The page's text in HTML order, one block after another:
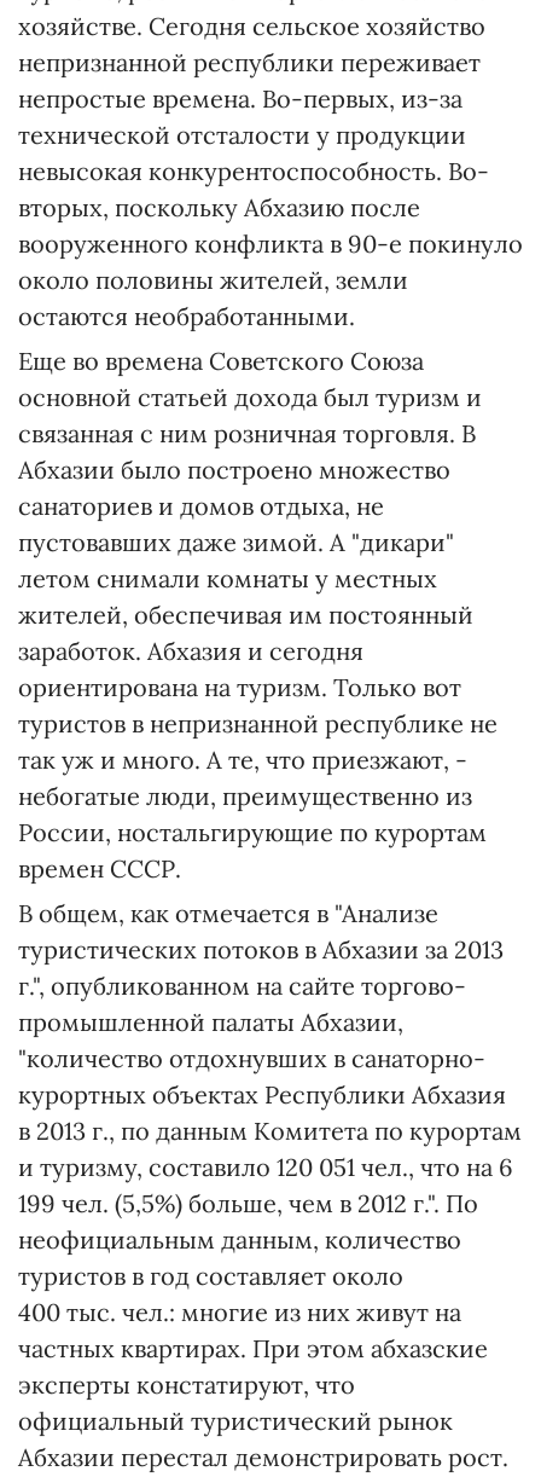
хозяйстве. Сегодня сельское хозяйство
непризнанной республики переживает
непростые времена. Во-первых, из-за
технической отсталости у продукции
невысокая конкурентоспособность. Во-
вторых, поскольку Абхазию после
вооруженного конфликта в 90-е покинуло
около половины жителей, земли
остаются необработанными.
Еще во времена Советского Союза
основной статьей дохода был туризм и
связанная с ним розничная торговля. В
Абхазии было построено множество
санаториев и домов отдыха, не
пустовавших даже зимой. А "дикари"
летом снимали комнаты у местных
жителей, обеспечивая им постоянный
заработок. Абхазия и сегодня
ориентирована на туризм. Только вот
туристов в непризнанной республике не
так уж и много. А те, что приезжают, -
небогатые люди, преимущественно из
России, ностальгирующие по курортам
времен СССР.
В общем, как отмечается в "Анализе
туристических потоков в Абхазии за 2013
г.", опубликованном на сайте торгово-
промышленной палаты Абхазии,
"количество отдохнувших в санаторно-
курортных объектах Республики Абхазия
в 2013 г., по данным Комитета по курортам
и туризму, составило 120 051 чел., что на 6
199 чел. (5,5%) больше, чем в 2012 г.". По
неофициальным данным, количество
туристов в год составляет около
400 тыс. чел.: многие из них живут на
частных квартирах. При этом абхазские
эксперты констатируют, что
официальный туристический рынок
Абхазии перестал демонстрировать рост.